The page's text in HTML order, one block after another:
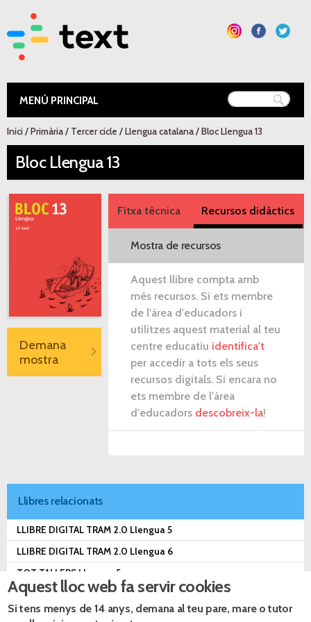
contingut
Text Educació
Esteu aquí
Inici/Primària/ Tercer cicle /Llengua catalana/Bloc Llengua 13
Bloc Llengua 13
Demana
mostra
Fitxa tècnica Recursos didàctics
Mostra de recursos
Aquest llibre compta amb
més recursos. Si ets membre
de l'àrea d'educadors i
utilitzes aquest material al teu
centre educatiu identifica't
per accedir a tots els seus
recursos digitals. Si encara no
ets membre de l'àrea
d'educadors descobreix-la!
Llibres relacionats
LLIBRE DIGITAL TRAM 2.0 Llengua 5
LLIBRE DIGITAL TRAM 2.0 Llengua 6
TOT TALLERS Llengua 5
TOT TALLERS Llengua 6
TRAM 2.0 Llengua 5
Aquest lloc web fa servir cookies
Si tens menys de 14 anys, demana al teu pare, mare o tutor